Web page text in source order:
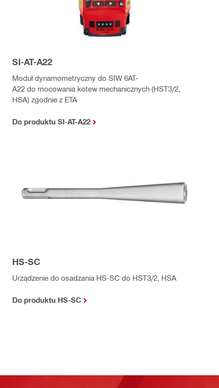
SI-AT-A22
Moduł dynamometryczny do SIW 6AT-
A22 do mocowania kotew mechanicznych (HST3/2,
HSA) zgodnie z ETA
Do produktu SI-AT-A22
HS-SC
Urządzenie do osadzania HS-SC do HST3/2, HSA
Do produktu HS-SC